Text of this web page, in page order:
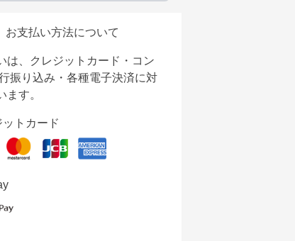
お支払い方法について
は、クレジットカード・コン
振り込み・各種電子決済に対
ます。
ットカード